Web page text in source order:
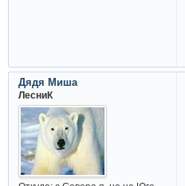
Дядя Миша
ЛесниК